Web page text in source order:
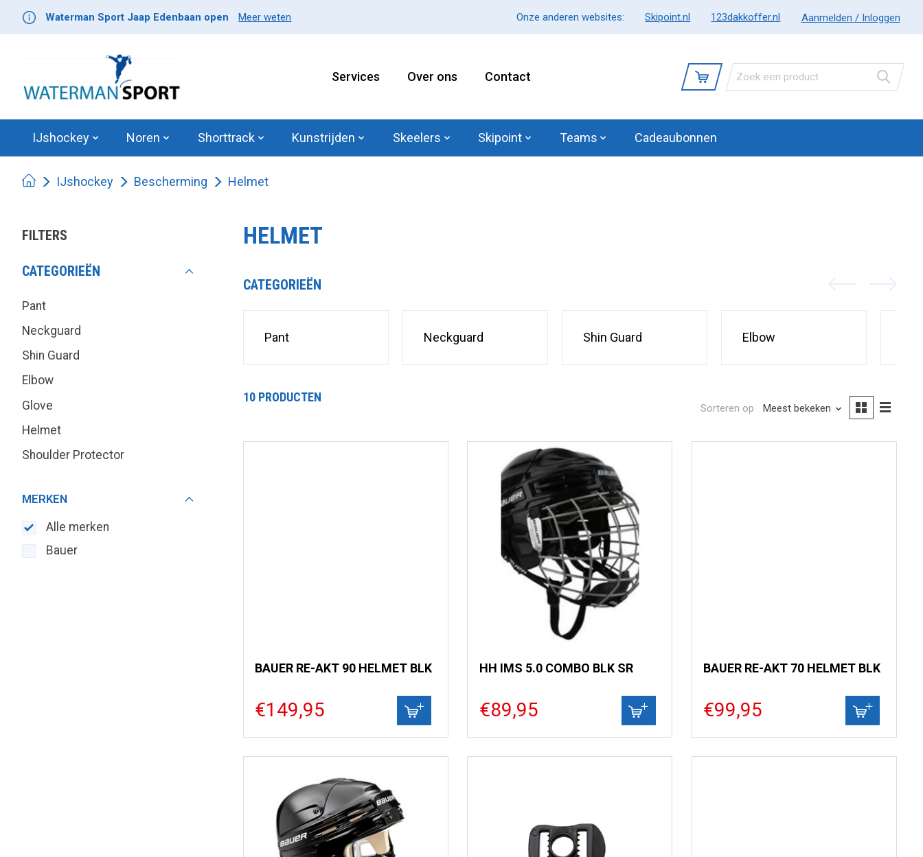
Waterman Sport Jaap Edenbaan open Meer weten Onze anderen websites: Skipoint.nl 123dakkoffer.nl Aanmelden / Inloggen
Services Over ons Contact
IJshockey Noren Shorttrack Kunstrijden Skeelers Skipoint Teams Cadeaubonnen
IJshockey Bescherming Helmet
FILTERS
CATEGORIEËN
Pant
Neckguard
Shin Guard
Elbow
Glove
Helmet
Shoulder Protector
MERKEN
Alle merken
Bauer
HELMET
CATEGORIEËN
Pant Neckguard Shin Guard Elbow
10 PRODUCTEN
Sorteren op Meest bekeken
BAUER RE-AKT 90 HELMET BLK
€149,95
HH IMS 5.0 COMBO BLK SR
€89,95
BAUER RE-AKT 70 HELMET BLK
€99,95